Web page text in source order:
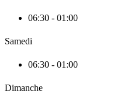
06:30 - 01:00
Samedi
06:30 - 01:00
Dimanche